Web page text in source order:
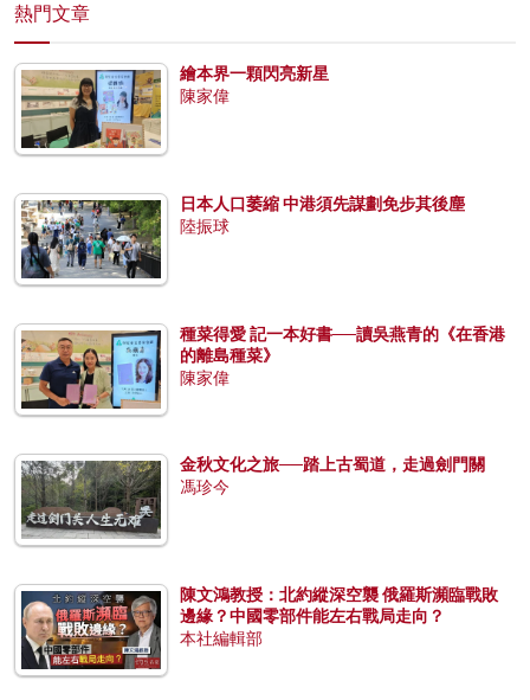
熱門文章
繪本界一顆閃亮新星
陳家偉
日本人口萎縮 中港須先謀劃免步其後塵
陸振球
種菜得愛 記一本好書──讀吳燕青的《在香港
的離島種菜》
陳家偉
金秋文化之旅──踏上古蜀道，走過劍門關
馮珍今
陳文鴻教授：北約縱深空襲 俄羅斯瀕臨戰敗
邊緣？中國零部件能左右戰局走向？
本社編輯部